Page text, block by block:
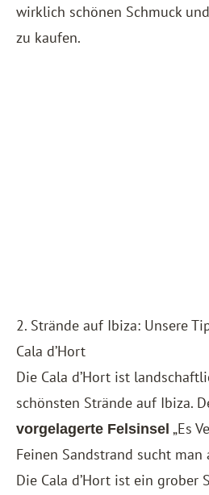
wirklich schönen Schmuck
zu kaufen.
2. Strände auf Ibiza: Unsere
Cala d’Hort
Die Cala d’Hort ist
schönsten Strände auf Ibiza.
vorgelagerte Felsinsel „Es
Feinen Sandstrand sucht
Die Cala d’Hort ist ein grober